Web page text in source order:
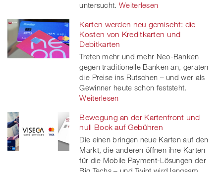
untersucht. Weiterlesen
Karten werden neu gemischt: die
Kosten von Kreditkarten und
Debitkarten
Treten mehr und mehr Neo-Banken
gegen traditionelle Banken an, geraten
die Preise ins Rutschen – und wer als
Gewinner heute schon feststeht.
Weiterlesen
Bewegung an der Kartenfront und
null Bock auf Gebühren
Die einen bringen neue Karten auf den
Markt, die anderen öffnen ihre Karten
für die Mobile Payment-Lösungen der